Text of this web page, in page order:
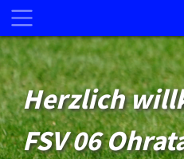
Herzlich
FSV 06